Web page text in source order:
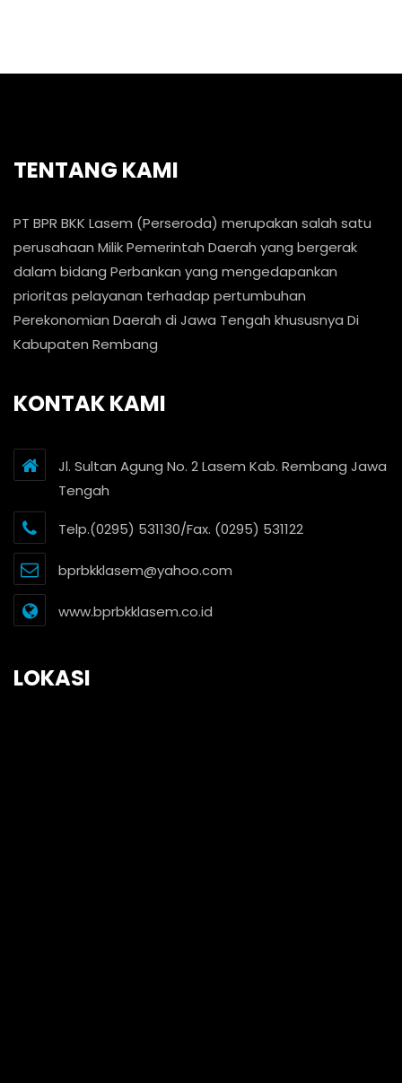
TENTANG KAMI
PT BPR BKK Lasem (Perseroda) merupakan salah satu
perusahaan Milik Pemerintah Daerah yang bergerak
dalam bidang Perbankan yang mengedapankan
prioritas pelayanan terhadap pertumbuhan
Perekonomian Daerah di Jawa Tengah khususnya Di
Kabupaten Rembang
KONTAK KAMI
Jl. Sultan Agung No. 2 Lasem Kab. Rembang Jawa
Tengah
Telp.(0295) 531130/Fax. (0295) 531122
bprbkklasem@yahoo.com
www.bprbkklasem.co.id
LOKASI